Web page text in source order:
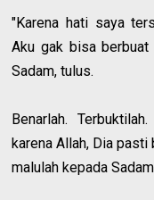
"Karena hati saya
Aku gak bisa
Sadam, tulus.
Benarlah.
karena Allah, Dia
malulah kepada